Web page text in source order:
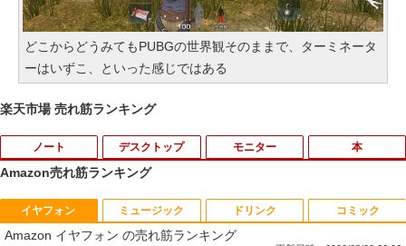
どこからどうみてもPUBGの世界観そのままで、ターミネータ
ーはいずこ、といった感じではある
楽天市場 売れ筋ランキング
ノート
1
【期間限定破格金額！】新生活 新古品 W
in11搭載 パソコンノートパソコンoffice
デスクトップ モニター
1
【お買い物マラソ開催中！P最大31.5%還
元】五年保証 白 モバイルモニター 15.6
本
1
魔王城の料理番 〜コワモテ魔族ばかりだ
けど、ホワイトな職場です〜 6巻 【電
Amazon売れ筋ランキング
イヤフォン
Amazon イヤフォン の売れ筋ランキング
ミュージック ドリンク コミック